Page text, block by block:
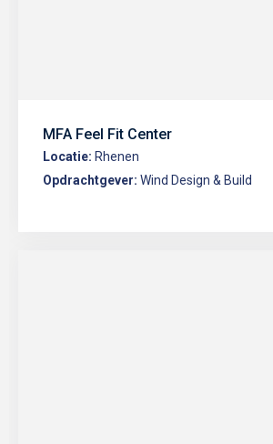
MFA Feel Fit Center
Locatie: Rhenen
Opdrachtgever: Wind Design & Build